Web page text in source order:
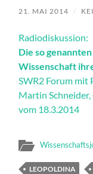
21. MAI 2014 /
Radiodiskussion:
Die so
Wissenschaft
SWR2 Forum mit
Martin
vom 18.3.2014
LEOPOLDINA